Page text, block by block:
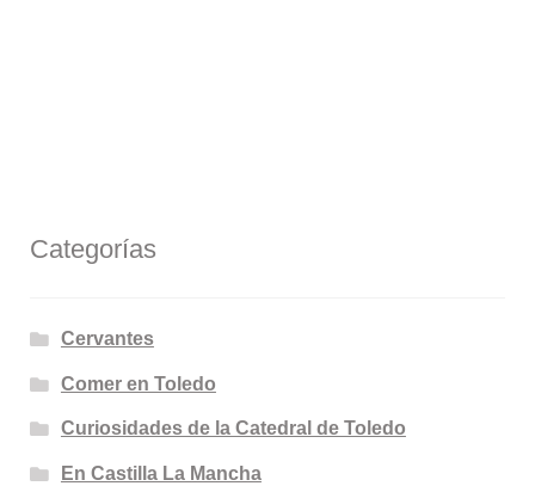
Categorías
Cervantes
Comer en Toledo
Curiosidades de la Catedral de Toledo
En Castilla La Mancha